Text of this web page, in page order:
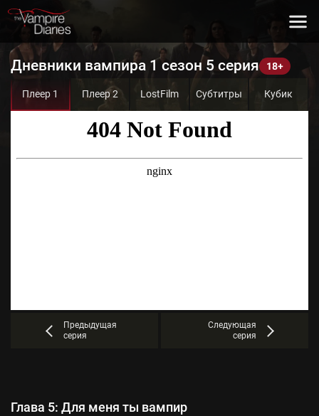
Дневники вампира 1 сезон 5 серия
Плеер 1 Плеер 2 LostFilm Субтитры Кубик
Предыдущая
серия
Следующая
серия
Глава 5: Для меня ты вампир